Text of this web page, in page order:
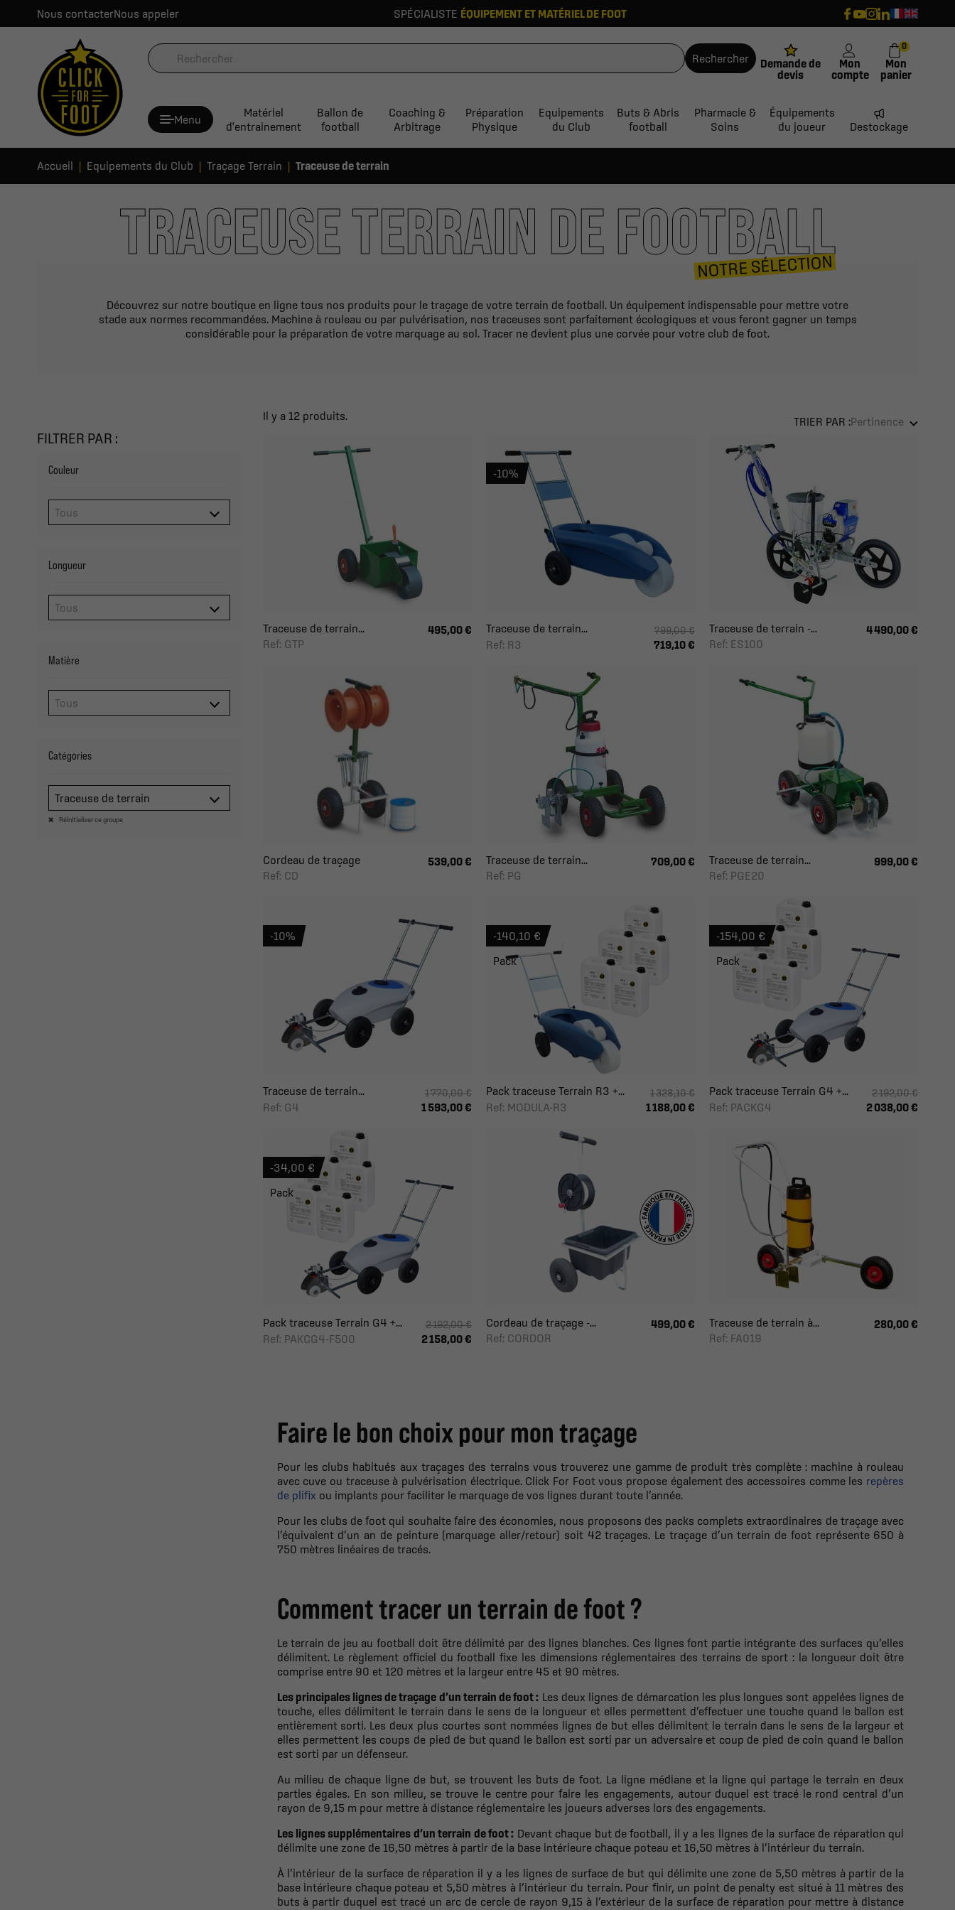
Nous contacterNous appeler SPÉCIALISTE ÉQUIPEMENT ET MATÉRIEL DE FOOT
Rechercher
Demande de
devis
Mon
compte
Mon
panier
0
Menu
Matériel
d'entrainement
Ballon de
football
Coaching &
Arbitrage
Préparation
Physique
Equipements
du Club
Buts & Abris
football
Pharmacie &
Soins
Équipements
du joueur
Destockage
Accueil Equipements du Club Traçage Terrain Traceuse de terrain
TRACEUSE TERRAIN DE FOOTBALL
NOTRE SÉLECTION
Découvrez sur notre boutique en ligne tous nos produits pour le traçage de votre terrain de football. Un équipement indispensable pour mettre votre
stade aux normes recommandées. Machine à rouleau ou par pulvérisation, nos traceuses sont parfaitement écologiques et vous feront gagner un temps
considérable pour la préparation de votre marquage au sol. Tracer ne devient plus une corvée pour votre club de foot.
FILTRER PAR :
Couleur
Longueur
Matière
Catégories
Traceuse de terrain
Réinitialiser ce groupe
Il y a 12 produits. TRIER PAR :Pertinence
Traceuse de terrain...
Ref: GTP
495,00 €
Traceuse de terrain...
Ref: R3
799,00 €
719,10 €
-10%
Traceuse de terrain -...
Ref: ES100
4 490,00 €
Cordeau de traçage
Ref: CD
539,00 €
Traceuse de terrain...
Ref: PG
709,00 €
Traceuse de terrain...
Ref: PGE20
999,00 €
Traceuse de terrain...
Ref: G4
1 770,00 €
1 593,00 €
-10%
Pack traceuse Terrain R3 +...
Ref: MODULA-R3
1 328,10 €
1 188,00 €
-140,10 €
Pack
Pack traceuse Terrain G4 +...
Ref: PACKG4
2 192,00 €
2 038,00 €
-154,00 €
Pack
Pack traceuse Terrain G4 +...
Ref: PAKCG4-F500
2 192,00 €
2 158,00 €
-34,00 €
Pack
Cordeau de traçage -...
Ref: CORDOR
499,00 €
Traceuse de terrain à...
Ref: FA019
280,00 €
Faire le bon choix pour mon traçage
Pour les clubs habitués aux traçages des terrains vous trouverez une gamme de produit très complète : machine à rouleau
avec cuve ou traceuse à pulvérisation électrique. Click For Foot vous propose également des accessoires comme les repères
de plifix ou implants pour faciliter le marquage de vos lignes durant toute l’année.
Pour les clubs de foot qui souhaite faire des économies, nous proposons des packs complets extraordinaires de traçage avec
l’équivalent d’un an de peinture (marquage aller/retour) soit 42 traçages. Le traçage d’un terrain de foot représente 650 à
750 mètres linéaires de tracés.
Comment tracer un terrain de foot ?
Le terrain de jeu au football doit être délimité par des lignes blanches. Ces lignes font partie intégrante des surfaces qu’elles
délimitent. Le règlement officiel du football fixe les dimensions réglementaires des terrains de sport : la longueur doit être
comprise entre 90 et 120 mètres et la largeur entre 45 et 90 mètres.
Les principales lignes de traçage d’un terrain de foot : Les deux lignes de démarcation les plus longues sont appelées lignes de
touche, elles délimitent le terrain dans le sens de la longueur et elles permettent d’effectuer une touche quand le ballon est
entièrement sorti. Les deux plus courtes sont nommées lignes de but elles délimitent le terrain dans le sens de la largeur et
elles permettent les coups de pied de but quand le ballon est sorti par un adversaire et coup de pied de coin quand le ballon
est sorti par un défenseur.
Au milieu de chaque ligne de but, se trouvent les buts de foot. La ligne médiane et la ligne qui partage le terrain en deux
parties égales. En son milieu, se trouve le centre pour faire les engagements, autour duquel est tracé le rond central d’un
rayon de 9,15 m pour mettre à distance réglementaire les joueurs adverses lors des engagements.
Les lignes supplémentaires d’un terrain de foot : Devant chaque but de football, il y a les lignes de la surface de réparation qui
délimite une zone de 16,50 mètres à partir de la base intérieure chaque poteau et 16,50 mètres à l’intérieur du terrain.
À l’intérieur de la surface de réparation il y a les lignes de surface de but qui délimite une zone de 5,50 mètres à partir de la
base intérieure chaque poteau et 5,50 mètres à l’intérieur du terrain. Pour finir, un point de penalty est situé à 11 mètres des
buts à partir duquel est tracé un arc de cercle de rayon 9,15 à l’extérieur de la surface de réparation pour mettre à distance